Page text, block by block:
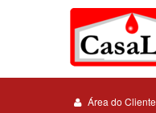
Área do Cliente